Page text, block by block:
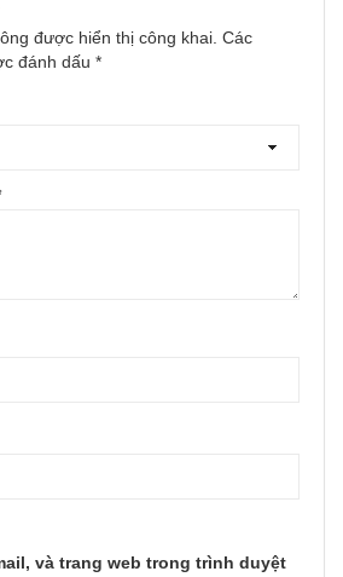
được hiển thị công khai. Các
đánh dấu *
và trang web trong trình duyệt